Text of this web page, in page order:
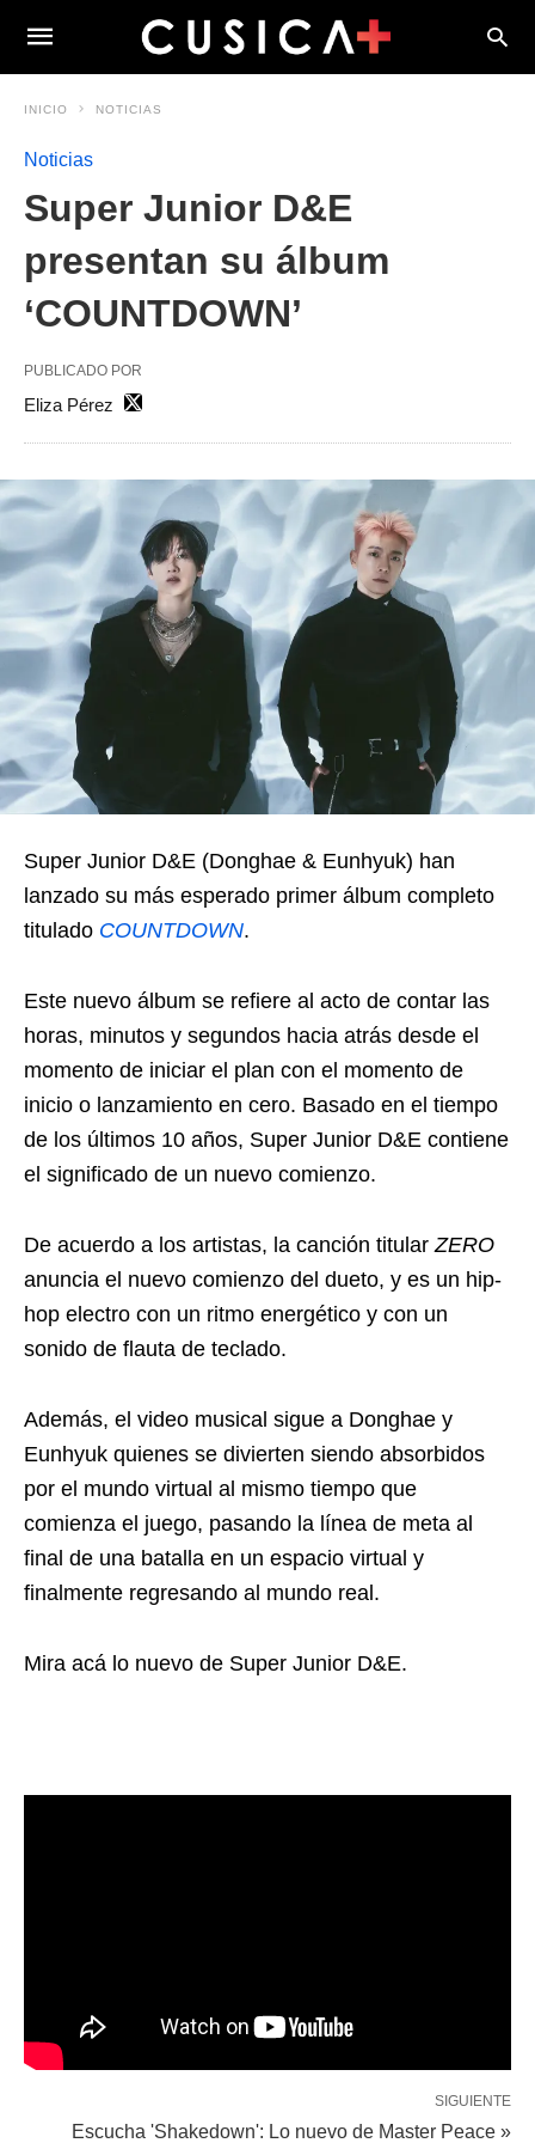
INICIO NOTICIAS
Noticias
Super Junior D&E
presentan su álbum
‘COUNTDOWN’
PUBLICADO POR
Eliza Pérez
Super Junior D&E (Donghae & Eunhyuk) han
lanzado su más esperado primer álbum completo
titulado COUNTDOWN.
Este nuevo álbum se refiere al acto de contar las
horas, minutos y segundos hacia atrás desde el
momento de iniciar el plan con el momento de
inicio o lanzamiento en cero. Basado en el tiempo
de los últimos 10 años, Super Junior D&E contiene
el significado de un nuevo comienzo.
De acuerdo a los artistas, la canción titularZERO
anuncia el nuevo comienzo del dueto, y es un hip-
hop electro con un ritmo energético y con un
sonido de flauta de teclado.
Además, el video musical sigue a Donghae y
Eunhyuk quienes se divierten siendo absorbidos
por el mundo virtual al mismo tiempo que
comienza el juego, pasando la línea de meta al
final de una batalla en un espacio virtual y
finalmente regresando al mundo real.
Mira acá lo nuevo de Super Junior D&E.
SIGUIENTE
Escucha 'Shakedown': Lo nuevo de Master Peace »